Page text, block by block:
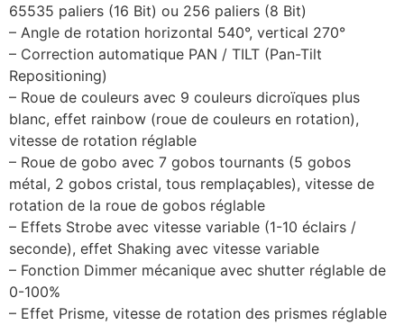
65535 paliers (16 Bit) ou 256 paliers (8 Bit)
– Angle de rotation horizontal 540°, vertical 270°
– Correction automatique PAN / TILT (Pan-Tilt
Repositioning)
– Roue de couleurs avec 9 couleurs dicroïques plus
blanc, effet rainbow (roue de couleurs en rotation),
vitesse de rotation réglable
– Roue de gobo avec 7 gobos tournants (5 gobos
métal, 2 gobos cristal, tous remplaçables), vitesse de
rotation de la roue de gobos réglable
– Effets Strobe avec vitesse variable (1-10 éclairs /
seconde), effet Shaking avec vitesse variable
– Fonction Dimmer mécanique avec shutter réglable de
0-100%
– Effet Prisme, vitesse de rotation des prismes réglable